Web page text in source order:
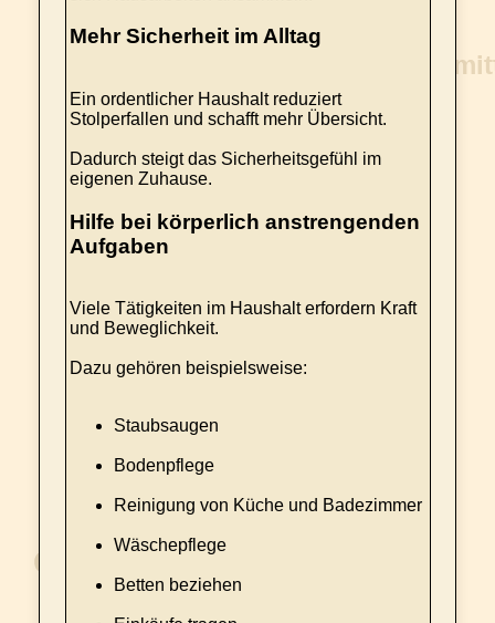
Mehr Sicherheit im Alltag
Ein ordentlicher Haushalt reduziert
Stolperfallen und schafft mehr Übersicht.
Dadurch steigt das Sicherheitsgefühl im
eigenen Zuhause.
Hilfe bei körperlich anstrengenden
Aufgaben
Viele Tätigkeiten im Haushalt erfordern Kraft
und Beweglichkeit.
Dazu gehören beispielsweise:
Staubsaugen
Bodenpflege
Reinigung von Küche und Badezimmer
Wäschepflege
Betten beziehen